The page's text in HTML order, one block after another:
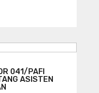
041/PAFI
ASISTEN